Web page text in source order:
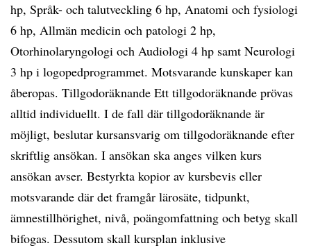
hp, Språk- och talutveckling 6 hp, Anatomi och fysiologi
6 hp, Allmän medicin och patologi 2 hp,
Otorhinolaryngologi och Audiologi 4 hp samt Neurologi
3 hp i logopedprogrammet. Motsvarande kunskaper kan
åberopas. Tillgodoräknande Ett tillgodoräknande prövas
alltid individuellt. I de fall där tillgodoräknande är
möjligt, beslutar kursansvarig om tillgodoräknande efter
skriftlig ansökan. I ansökan ska anges vilken kurs
ansökan avser. Bestyrkta kopior av kursbevis eller
motsvarande där det framgår lärosäte, tidpunkt,
ämnestillhörighet, nivå, poängomfattning och betyg skall
bifogas. Dessutom skall kursplan inklusive